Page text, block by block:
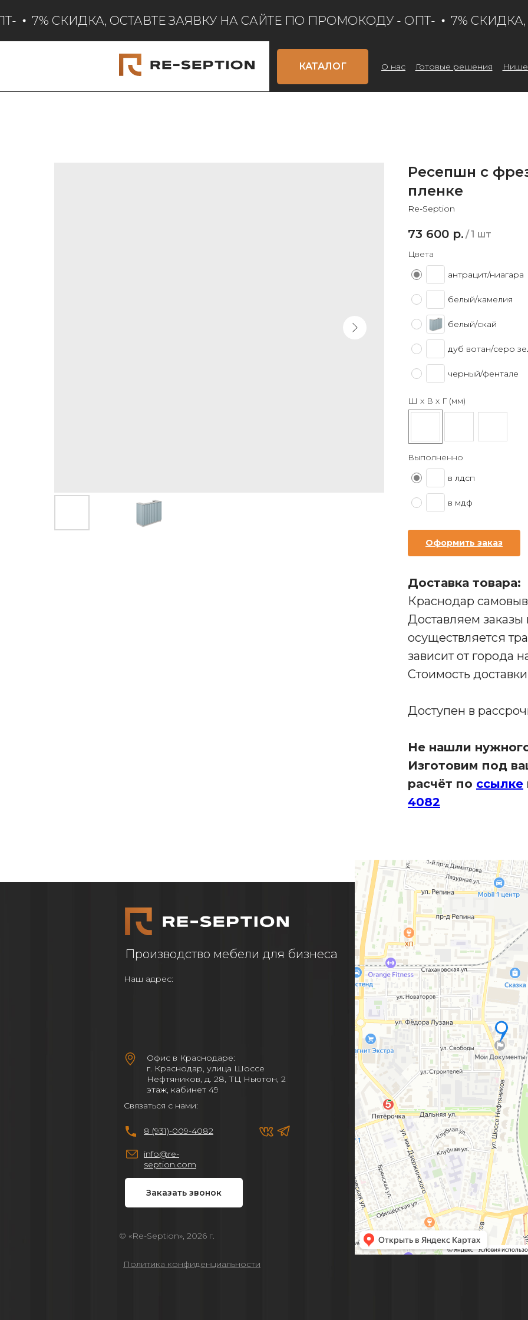
7% СКИДКА, ОСТАВТЕ ЗАЯВКУ НА САЙТЕ ПО ПРОМОКОДУ - ОПТ- 7% СКИДКА,
КАТАЛОГ О нас Готовые решения
Ресепшн с
пленке
Re-Seption
73 600 р. /1 шт
Цвета
антрацит/ниагара
белый/камелия
белый/скай
дуб вотан/серо
черный/фентале
Ш х В х Г (мм)
Выполненно
в лдсп
в мдф
Оформить заказ
Доставка товара:
Краснодар
Доставляем заказы
осуществляется
зависит от города
Стоимость
Доступен в
Не нашли
Изготовим под
расчёт по ссылке
4082
Яндекс Карты
Яндекс Карты — транспорт, навигация, поиск мест
Производство мебели для бизнеса
Наш адрес:
Офис в Краснодаре:
г. Краснодар, улица Шоссе
Нефтяников, д. 28, ТЦ Ньютон, 2
этаж, кабинет 49
Связаться с нами:
8 (931)-009-4082
info@re-
seption.com
Заказать звонок
© «Re-Seption», 2026 г.
Политика конфиденциальности